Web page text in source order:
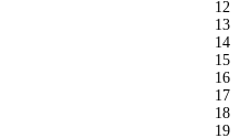
12
13
14
15
16
17
18
19